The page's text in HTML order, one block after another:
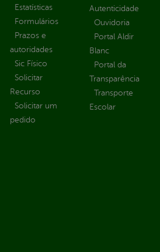
Estatísticas
Formulários
Prazos e
autoridades
Sic Físico
Solicitar
Recurso
Solicitar um
pedido
Autenticidade
Ouvidoria
Portal Aldir
Blanc
Portal da
Transparência
Transporte
Escolar